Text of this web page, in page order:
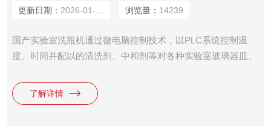
更新日期： 2026-01-14 浏览量： 14239
国产实验室洗瓶机通过微电脑控制技术，以PLC系统控制温
度、时间并配以的清洗剂、中和剂等对各种实验室玻璃器皿、
了解详情